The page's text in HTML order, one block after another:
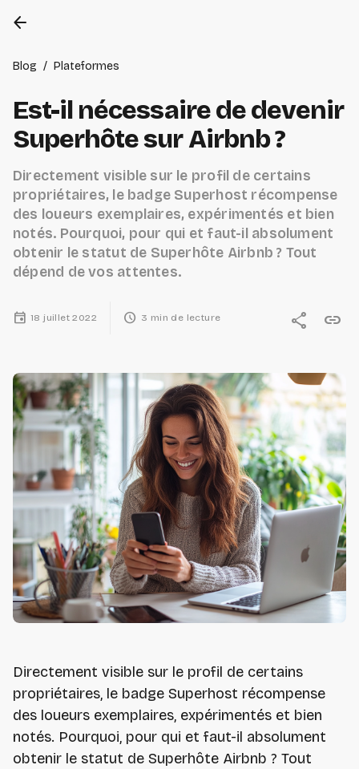
arrow_back
Blog / Plateformes
Est-il nécessaire de devenir
Superhôte sur Airbnb ?
Directement visible sur le profil de certains
propriétaires, le badge Superhost récompense
des loueurs exemplaires, expérimentés et bien
notés. Pourquoi, pour qui et faut-il absolument
obtenir le statut de Superhôte Airbnb ? Tout
dépend de vos attentes.
event 18 juillet 2022 schedule 3 min de lecture share link
Directement visible sur le profil de certains
propriétaires, le badge Superhost récompense
des loueurs exemplaires, expérimentés et bien
notés. Pourquoi, pour qui et faut-il absolument
obtenir le statut de Superhôte Airbnb ? Tout